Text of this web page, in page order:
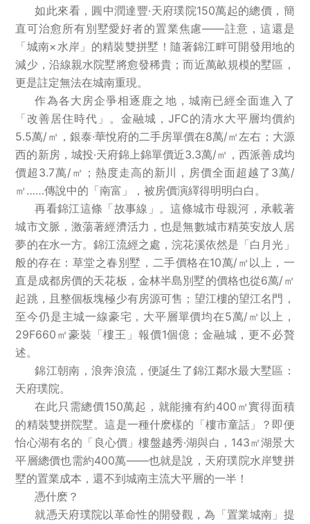
如此來看，圓中潤達豐·天府璞院150萬起的總價，簡
直可治愈所有別墅愛好者的置業焦慮——註意，這還是
「城南×水岸」的精裝雙拼墅！隨著錦江畔可開發用地的
減少，沿線親水院墅將愈發稀貴；而近萬畝規模的墅區，
更是註定無法在城南重現。
作為各大房企爭相逐鹿之地，城南已經全面進入了
「改善居住時代」。金融城，JFC的清水大平層均價約
5.5萬/㎡，銀泰·華悅府的二手房單價在8萬/㎡左右；大源
西的新房，城投·天府錦上錦單價近3.3萬/㎡，西派善成均
價超3.7萬/㎡；熱度走高的新川，房價全面超越了3萬/
㎡……傳說中的「南富」，被房價演繹得明明白白。
再看錦江這條「故事線」。這條城市母親河，承載著
城市文脈，激蕩著經濟活力，也是無數城市精英安放人居
夢的在水一方。錦江流經之處，浣花溪依然是「白月光」
般的存在：草堂之春別墅，二手價格在10萬/㎡以上，一
直是成都房價的天花板，金林半島別墅的價格也從6萬/㎡
起跳，且整個板塊極少有房源可售；望江樓的望江名門，
至今仍是主城一線豪宅，大平層單價均在5萬/㎡以上，
29F660㎡豪裝「樓王」報價1個億；金融城，更不必贅
述。
錦江朝南，浪奔浪流，便誕生了錦江鄰水最大墅區：
天府璞院。
在此只需總價150萬起，就能擁有約400㎡實得面積
的精裝雙拼院墅。這是一種什麽樣的「樓市童話」？即便
怡心湖有名的「良心價」樓盤越秀·湖與白，143㎡湖景大
平層總價也需約400萬——也就是說，天府璞院水岸雙拼
墅的置業成本，還不到城南主流大平層的一半！
憑什麽？
就憑天府璞院以革命性的開發觀，為「置業城南」提